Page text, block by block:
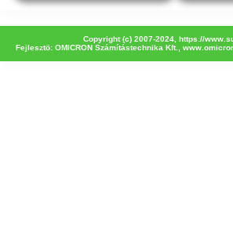
Copyright (c) 2007-2024, https://
Fejlesztö: OMICRON Számítástechnika Kft.,